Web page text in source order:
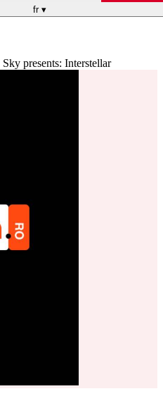
fr ▾
presents: Interstellar